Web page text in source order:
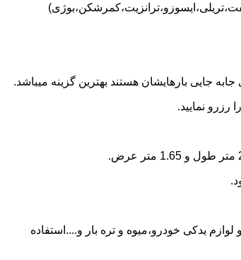
جایی بارهایشان هستند بهترین گزینه میباشد.
نمایید.
یدکی خودرو،میوه و تره بار و....استفاده